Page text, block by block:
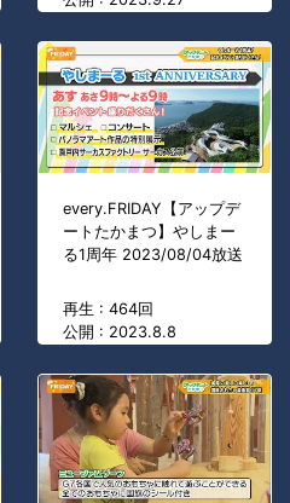
every.FRIDAY【アップデ
ートたかまつ】やしまー
る1周年 2023/08/04放送
再生 : 464回
公開 : 2023.8.8